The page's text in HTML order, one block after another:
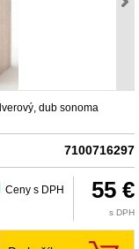
dub sonoma
7100716297
Ceny s DPH 55 €
s DPH